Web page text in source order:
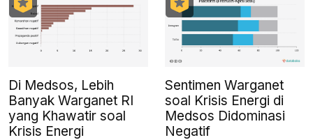
Di Medsos, Lebih
Banyak Warganet RI
yang Khawatir soal
Krisis Energi
Sentimen Warganet
soal Krisis Energi di
Medsos Didominasi
Negatif